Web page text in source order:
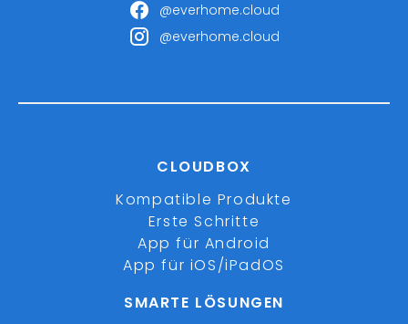
@everhome.cloud
@everhome.cloud
CLOUDBOX
Kompatible Produkte
Erste Schritte
App für Android
App für iOS/iPadOS
SMARTE LÖSUNGEN